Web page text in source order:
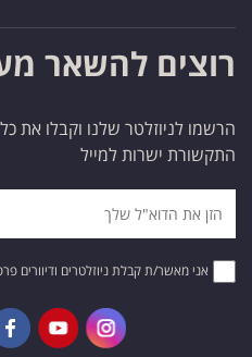
רוצים להשאר
הרשמו לניוזלטר שלנו וקבלו את
התקשורת ישרות למייל
אני מאשר/ת קבלת ניוזלטרים ודיוורים